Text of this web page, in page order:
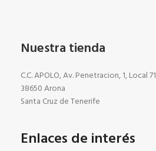
Nuestra tienda
C.C. APOLO, Av. Penetracion, 1, Local 71
38650 Arona
Santa Cruz de Tenerife
Enlaces de interés